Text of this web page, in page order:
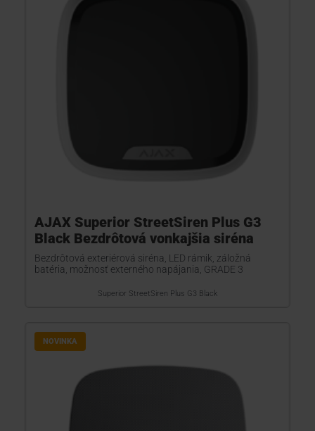
AJAX Superior StreetSiren Plus G3
Black Bezdrôtová vonkajšia siréna
Bezdrôtová exteriérová siréna, LED rámik, záložná
batéria, možnosť externého napájania, GRADE 3
Superior StreetSiren Plus G3 Black
NOVINKA